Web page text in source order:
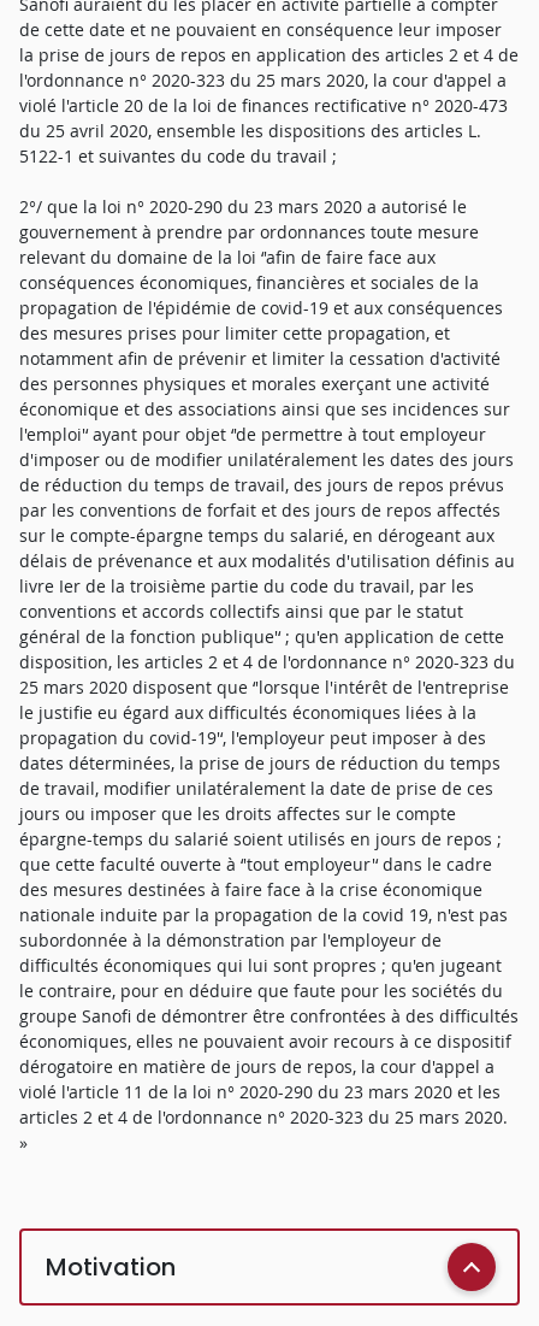
de cette date et ne pouvaient en conséquence leur imposer
la prise de jours de repos en application des articles 2 et 4 de
l'ordonnance n° 2020-323 du 25 mars 2020, la cour d'appel a
violé l'article 20 de la loi de finances rectificative n° 2020-473
du 25 avril 2020, ensemble les dispositions des articles L.
5122-1 et suivantes du code du travail ;
2°/ que la loi n° 2020-290 du 23 mars 2020 a autorisé le
gouvernement à prendre par ordonnances toute mesure
relevant du domaine de la loi ‘'afin de faire face aux
conséquences économiques, financières et sociales de la
propagation de l'épidémie de covid-19 et aux conséquences
des mesures prises pour limiter cette propagation, et
notamment afin de prévenir et limiter la cessation d'activité
des personnes physiques et morales exerçant une activité
économique et des associations ainsi que ses incidences sur
l'emploi'‘ ayant pour objet ‘'de permettre à tout employeur
d'imposer ou de modifier unilatéralement les dates des jours
de réduction du temps de travail, des jours de repos prévus
par les conventions de forfait et des jours de repos affectés
sur le compte-épargne temps du salarié, en dérogeant aux
délais de prévenance et aux modalités d'utilisation définis au
livre Ier de la troisième partie du code du travail, par les
conventions et accords collectifs ainsi que par le statut
général de la fonction publique'‘ ; qu'en application de cette
disposition, les articles 2 et 4 de l'ordonnance n° 2020-323 du
25 mars 2020 disposent que ‘'lorsque l'intérêt de l'entreprise
le justifie eu égard aux difficultés économiques liées à la
propagation du covid-19'‘, l'employeur peut imposer à des
dates déterminées, la prise de jours de réduction du temps
de travail, modifier unilatéralement la date de prise de ces
jours ou imposer que les droits affectes sur le compte
épargne-temps du salarié soient utilisés en jours de repos ;
que cette faculté ouverte à ‘'tout employeur'‘ dans le cadre
des mesures destinées à faire face à la crise économique
nationale induite par la propagation de la covid 19, n'est pas
subordonnée à la démonstration par l'employeur de
difficultés économiques qui lui sont propres ; qu'en jugeant
le contraire, pour en déduire que faute pour les sociétés du
groupe Sanofi de démontrer être confrontées à des difficultés
économiques, elles ne pouvaient avoir recours à ce dispositif
dérogatoire en matière de jours de repos, la cour d'appel a
violé l'article 11 de la loi n° 2020-290 du 23 mars 2020 et les
articles 2 et 4 de l'ordonnance n° 2020-323 du 25 mars 2020.
»
Motivation